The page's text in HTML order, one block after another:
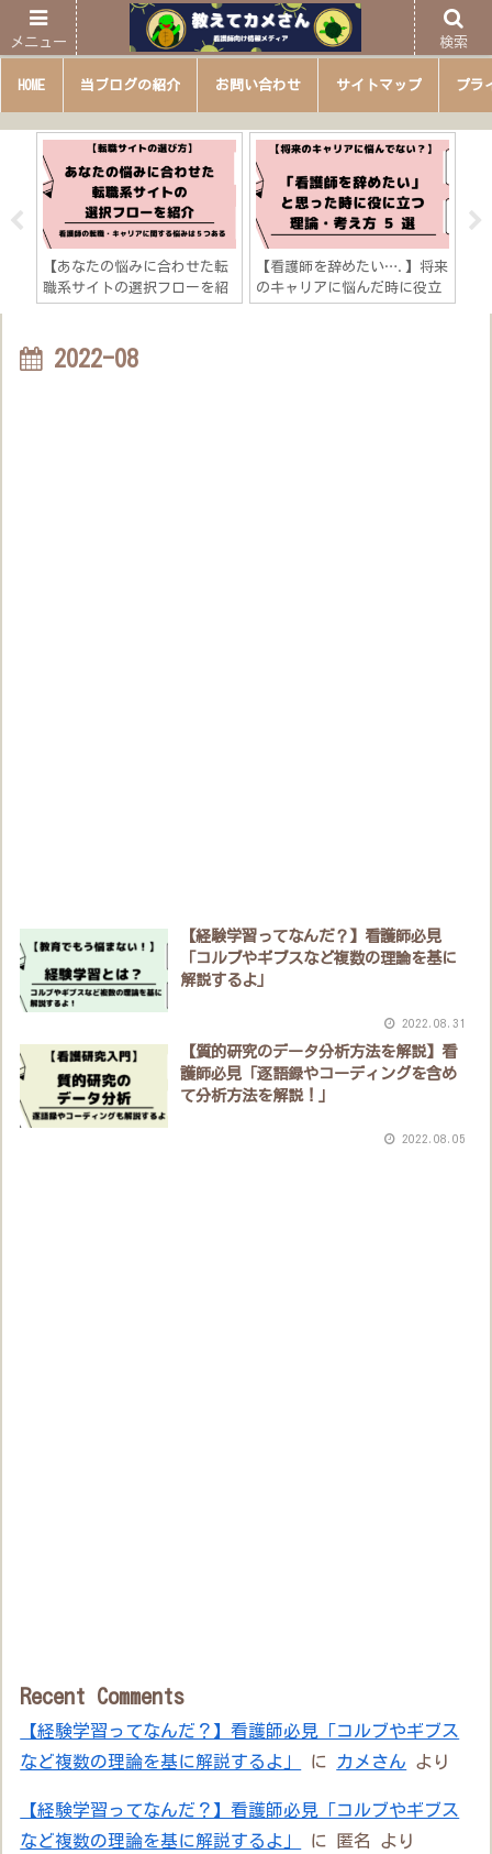
HOME 当ブログの紹介 お問い合わせ サイトマップ プラ
【あなたの悩みに合わせた転
職系サイトの選択フローを紹
介】看護師の転職・キャリア
【看護師を辞めたい….】将来
のキャリアに悩んだ時に役立
つ５つの考え方「キャリアに
2022-08
【経験学習ってなんだ？】看護師必見
「コルブやギブスなど複数の理論を基に
解説するよ」
2022.08.31
【質的研究のデータ分析方法を解説】看
護師必見「逐語録やコーディングを含め
て分析方法を解説！」
2022.08.05
Recent Comments
【経験学習ってなんだ？】看護師必見「コルブやギブス
など複数の理論を基に解説するよ」
に カメさん より
【経験学習ってなんだ？】看護師必見「コルブやギブス
など複数の理論を基に解説するよ」
に 匿名 より
メニュー 検索